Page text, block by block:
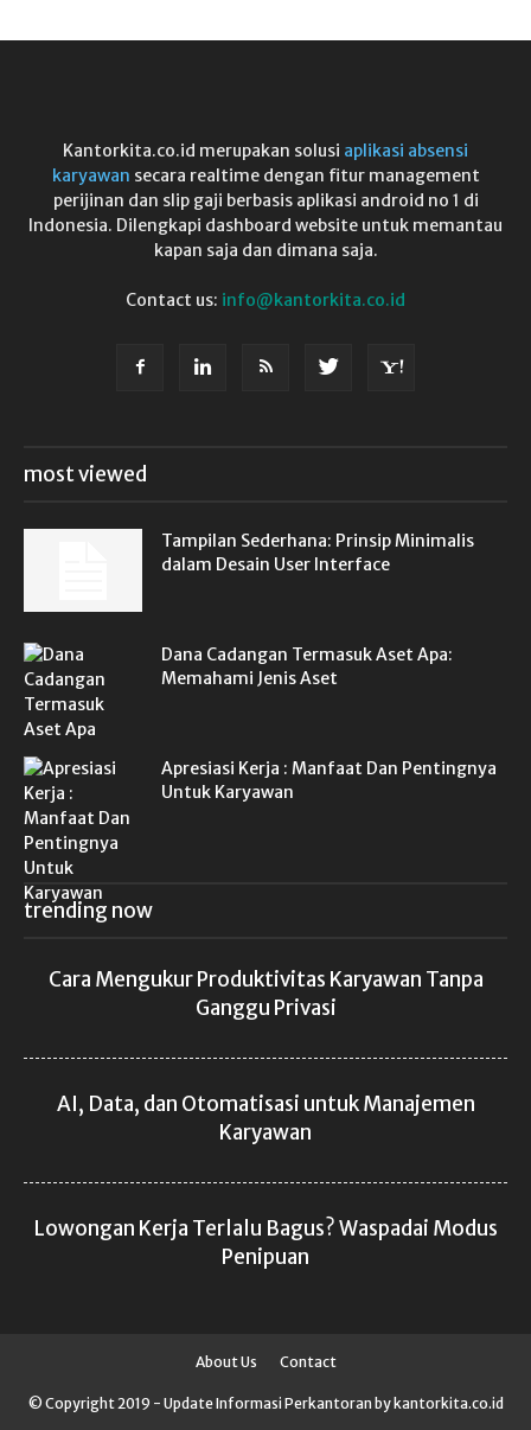
Kantorkita.co.id merupakan solusi aplikasi absensi
karyawan secara realtime dengan fitur management
perijinan dan slip gaji berbasis aplikasi android no 1 di
Indonesia. Dilengkapi dashboard website untuk memantau
kapan saja dan dimana saja.
Contact us: info@kantorkita.co.id
most viewed
Tampilan Sederhana: Prinsip Minimalis
dalam Desain User Interface
Dana Cadangan Termasuk Aset Apa:
Memahami Jenis Aset
Apresiasi Kerja : Manfaat Dan Pentingnya
Untuk Karyawan
trending now
Cara Mengukur Produktivitas Karyawan Tanpa
Ganggu Privasi
AI, Data, dan Otomatisasi untuk Manajemen
Karyawan
Lowongan Kerja Terlalu Bagus? Waspadai Modus
Penipuan
About Us Contact
© Copyright 2019 - Update Informasi Perkantoran by kantorkita.co.id